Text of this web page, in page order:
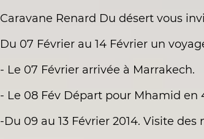
Caravane Renard Du désert vous
Du 07 Février au 14 Février un
- Le 07 Février arrivée à Marrakech.
- Le 08 Fév Départ pour Mhamid en
-Du 09 au 13 Février 2014. Visite